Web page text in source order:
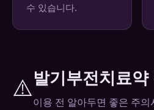
수 있습니다.
⚠️발기부전치료
이용 전 알아두면 좋은 주의